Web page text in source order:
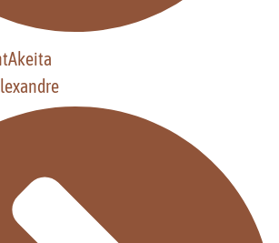
Akeita